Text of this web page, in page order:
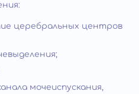
церебральных центров
мочеиспускания,